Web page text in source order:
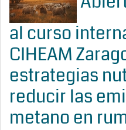
al curso
CIHEAM
estrategias
reducir las
metano en